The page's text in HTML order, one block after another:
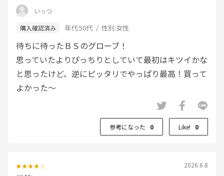
いっつ
年代:50代 性別:女性
待ちに待ったＢＳのグローブ！
思っていたよりぴっちりとしていて最初はキツイかな
と思ったけど、逆にピッタリでやっぱり最高！買って
よかった～
参考になった 0 Like! 0
2026.6.8